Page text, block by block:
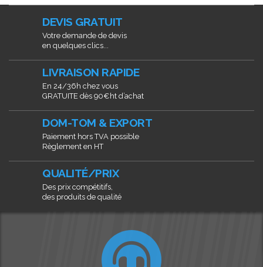
DEVIS GRATUIT
Votre demande de devis
en quelques clics...
LIVRAISON RAPIDE
En 24/36h chez vous
GRATUITE dès 90€ht d’achat
DOM-TOM & EXPORT
Paiement hors TVA possible
Règlement en HT
QUALITÉ/PRIX
Des prix compétitifs,
des produits de qualité